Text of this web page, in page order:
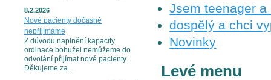
Jsem teenager
dospělý a chci
Novinky
Levé menu
8.2.2026
Nové pacienty dočasně
nepřijímáme
Z důvodu naplnění kapacity
ordinace bohužel nemůžeme do
odvolání přijímat nové pacienty.
Děkujeme za...